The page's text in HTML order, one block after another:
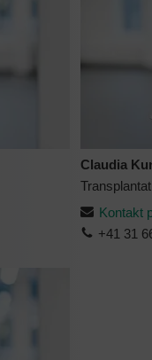
Claudia
Kontakt
+41 31